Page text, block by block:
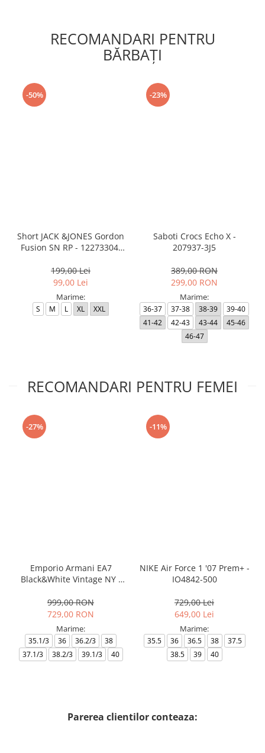
RECOMANDARI PENTRU
BĂRBAŢI
-50%
Short JACK &JONES Gordon
Fusion SN RP - 12273304-
199,00 Lei
99,00 Lei
Marime:
S M L XL XXL
-23%
Saboti Crocs Echo X -
207937-3J5
389,00 RON
299,00 RON
Marime:
36-37 37-38 38-39
39-40
41-42
42-43 43-44
45-46
46-47
RECOMANDARI PENTRU FEMEI
-27%
Emporio Armani EA7
Black&White Vintage NY -
999,00 RON
729,00 RON
Marime:
35.1/3 36 36.2/3
38
37.1/3
38.2/3 39.1/3 40
-11%
NIKE Air Force 1 '07 Prem+ -
IO4842-500
729,00 Lei
649,00 Lei
Marime:
35.5 36 36.5 38
37.5
38.5
39 40
Parerea clientilor conteaza: